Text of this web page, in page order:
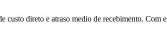
direto e atraso medio de recebimento. Com